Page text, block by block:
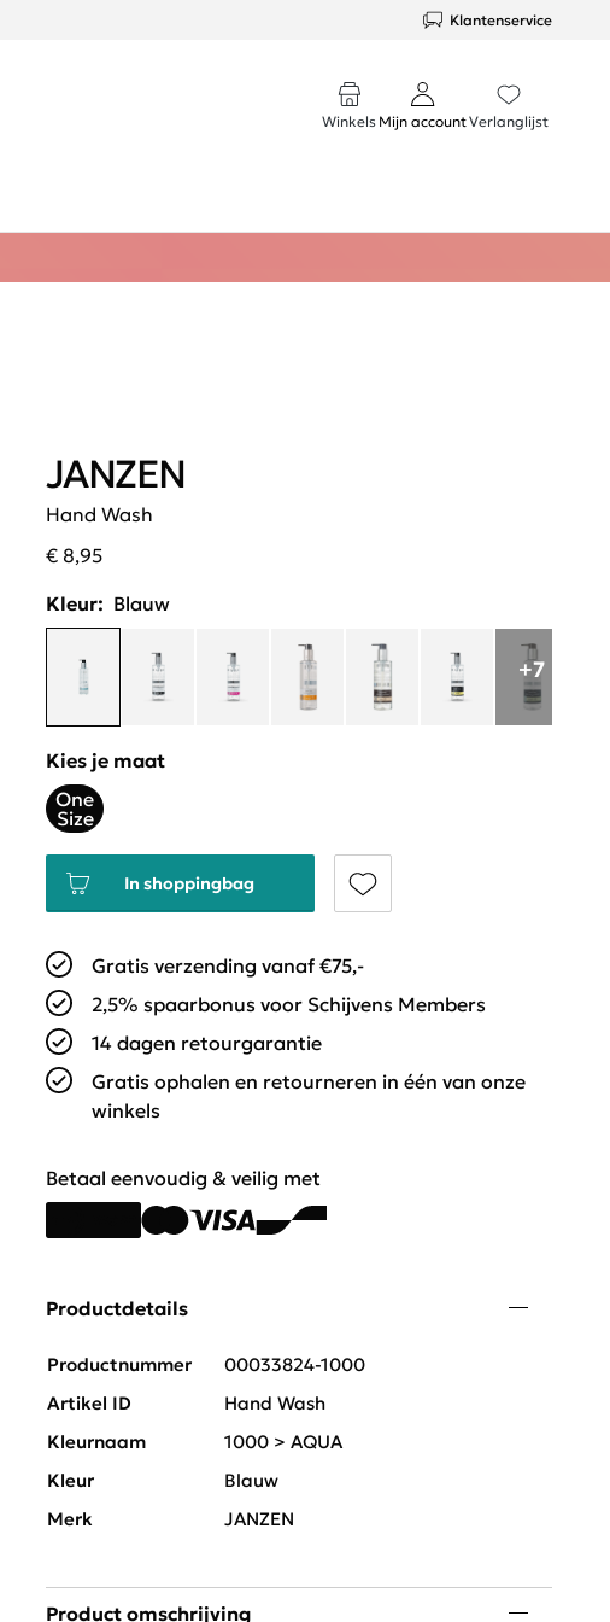
Klantenservice
Winkels Mijn accountVerlanglijst
Hand Wash
JANZEN
€ 8,95
Kleur: Blauw
+7
Kies je maat
One
Size
In shoppingbag
Gratis verzending vanaf €75,-
2,5% spaarbonus voor Schijvens Members
14 dagen retourgarantie
Gratis ophalen en retourneren in één van onze
winkels
Betaal eenvoudig & veilig met
Productdetails
Productnummer
00033824-1000
Artikel ID
Hand Wash
Kleurnaam
1000 > AQUA
Kleur
Blauw
Merk
JANZEN
Product omschrijving